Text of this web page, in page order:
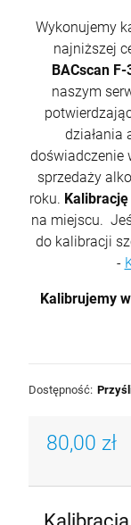
Wykonujemy
najniższej
BACscan F-
naszym
działania
doświadczenie
sprzedaży
roku.
na miejscu.
do kalibracji
-
Kalibrujemy
Dostępność:
80,00 zł